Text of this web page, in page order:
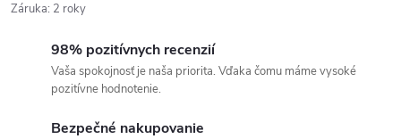
Záruka: 2 roky
98% pozitívnych recenzií
Vaša spokojnosť je naša priorita. Vďaka čomu máme vysoké
pozitívne hodnotenie.
Bezpečné nakupovanie